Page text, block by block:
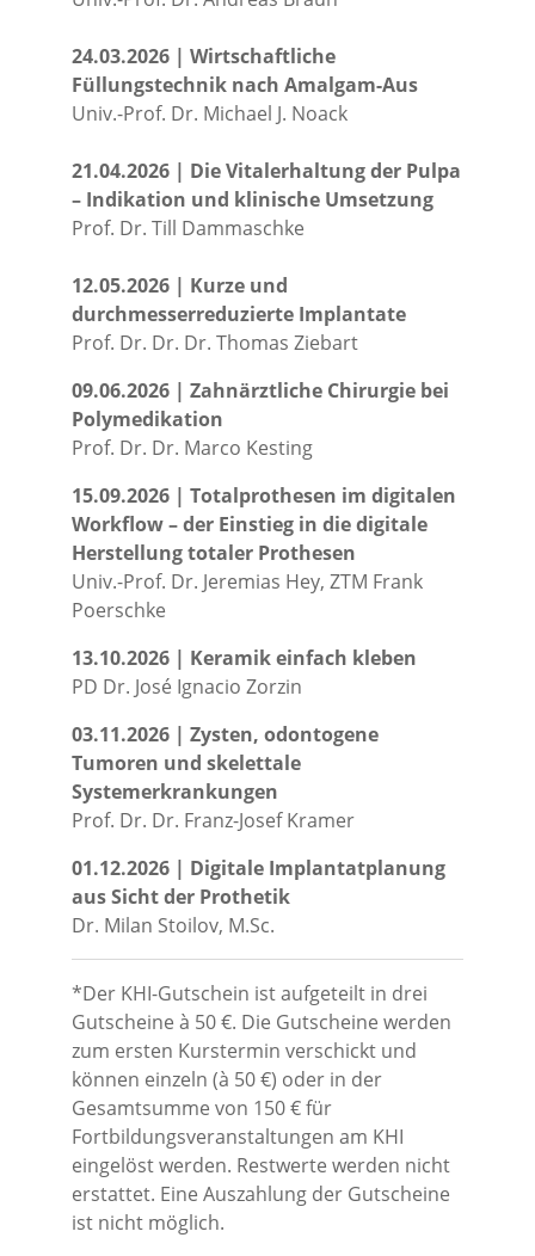
24.03.2026 | Wirtschaftliche
Füllungstechnik nach Amalgam-Aus
Univ.-Prof. Dr. Michael J. Noack
21.04.2026 | Die Vitalerhaltung der Pulpa
– Indikation und klinische Umsetzung
Prof. Dr. Till Dammaschke
12.05.2026 | Kurze und
durchmesserreduzierte Implantate
Prof. Dr. Dr. Dr. Thomas Ziebart
09.06.2026 | Zahnärztliche Chirurgie bei
Polymedikation
Prof. Dr. Dr. Marco Kesting
15.09.2026 | Totalprothesen im digitalen
Workflow – der Einstieg in die digitale
Herstellung totaler Prothesen
Univ.-Prof. Dr. Jeremias Hey, ZTM Frank
Poerschke
13.10.2026 | Keramik einfach kleben
PD Dr. José Ignacio Zorzin
03.11.2026 | Zysten, odontogene
Tumoren und skelettale
Systemerkrankungen
Prof. Dr. Dr. Franz-Josef Kramer
01.12.2026 | Digitale Implantatplanung
aus Sicht der Prothetik
Dr. Milan Stoilov, M.Sc.
*Der KHI-Gutschein ist aufgeteilt in drei
Gutscheine à 50 €. Die Gutscheine werden
zum ersten Kurstermin verschickt und
können einzeln (à 50 €) oder in der
Gesamtsumme von 150 € für
Fortbildungsveranstaltungen am KHI
eingelöst werden. Restwerte werden nicht
erstattet. Eine Auszahlung der Gutscheine
ist nicht möglich.